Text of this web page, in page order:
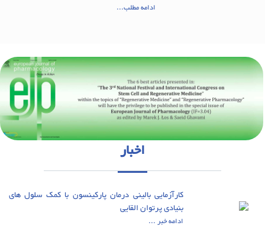
ادامه مطلب...
اخبار
کارآزمایی بالینی درمان پارکینسون با کمک سلول های
بنیادی پرتوان القایی
ادامه خبر ...